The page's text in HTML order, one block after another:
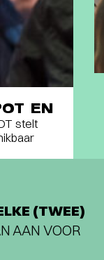
EN
stelt
(TWEE)
AAN VOOR